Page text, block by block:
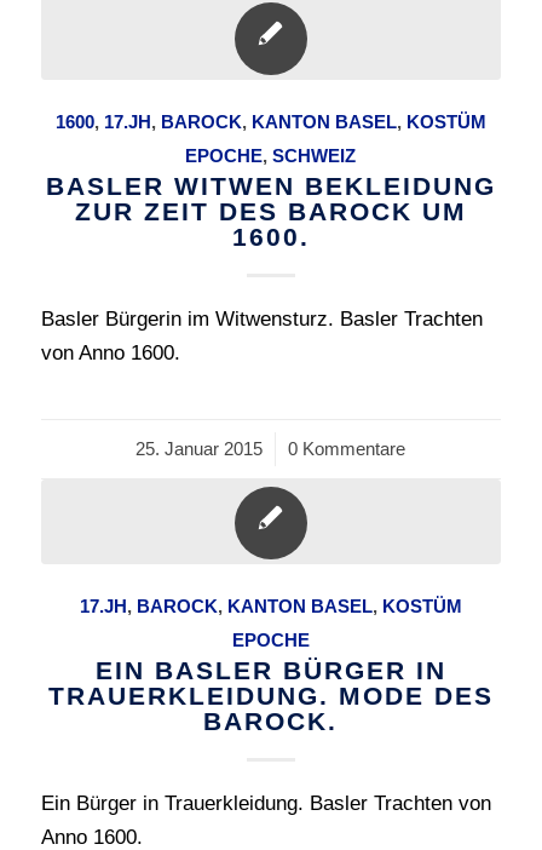
1600, 17.JH, BAROCK, KANTON BASEL, KOSTÜM
EPOCHE,SCHWEIZ
BASLER WITWEN BEKLEIDUNG
ZUR ZEIT DES BAROCK UM
1600.
Basler Bürgerin im Witwensturz. Basler Trachten
von Anno 1600.
25. Januar 2015
/ 0 Kommentare
17.JH, BAROCK, KANTON BASEL, KOSTÜM
EPOCHE
EIN BASLER BÜRGER IN
TRAUERKLEIDUNG. MODE DES
BAROCK.
Ein Bürger in Trauerkleidung. Basler Trachten von
Anno 1600.